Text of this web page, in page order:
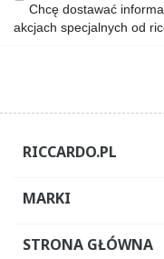
Chcę dostawać
akcjach specjalnych od
RICCARDO.PL
MARKI
STRONA GŁÓWNA